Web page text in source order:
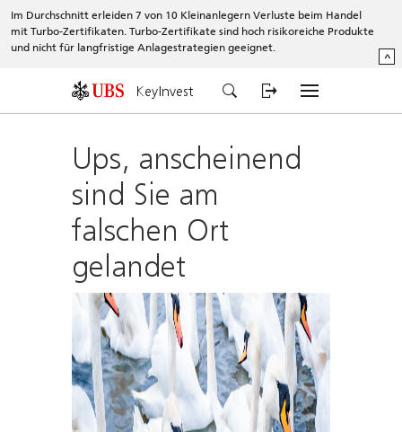
Im Durchschnitt erleiden 7 von 10 Kleinanlegern Verluste beim Handel
mit Turbo-Zertifikaten. Turbo-Zertifikate sind hoch risikoreiche Produkte
und nicht für langfristige Anlagestrategien geeignet.
^
KeyInvest
Ups, anscheinend
sind Sie am
falschen Ort
gelandet